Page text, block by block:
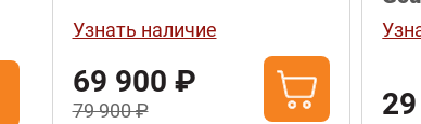
Узнать наличие
69 900 ₽
79 900 ₽